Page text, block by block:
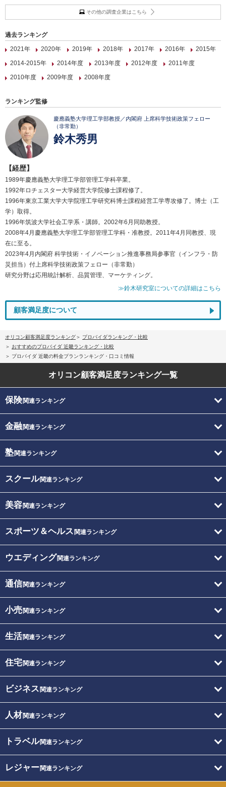
その他の調査企業はこちら
過去ランキング
2021年
2020年 2019年 2018年 2017年 2016年
2015年
2014-2015年
2014年度 2013年度 2012年度
2011年度
2010年度
2009年度 2008年度
ランキング監修
慶應義塾大学理工学部教授／内閣府 上席科学技術政策フェロー
（非常勤）
鈴木秀男
【経歴】
1989年慶應義塾大学理工学部管理工学科卒業。
1992年ロチェスター大学経営大学院修士課程修了。
1996年東京工業大学大学院理工学研究科博士課程経営工学専攻修了。博士（工
学）取得。
1996年筑波大学社会工学系・講師。2002年6月同助教授。
2008年4月慶應義塾大学理工学部管理工学科・准教授。2011年4月同教授、現
在に至る。
2023年4月内閣府 科学技術・イノベーション推進事務局参事官（インフラ・防
災担当）付上席科学技術政策フェロー（非常勤）
研究分野は応用統計解析、品質管理、マーケティング。
≫鈴木研究室についての詳細はこちら
顧客満足度について
オリコン顧客満足度ランキング
プロバイダランキング・比較
おすすめのプロバイダ 近畿ランキング・比較
プロバイダ 近畿の料金プランランキング・口コミ情報
オリコン顧客満足度ランキング一覧
保険関連ランキング
金融関連ランキング
塾関連ランキング
スクール関連ランキング
美容関連ランキング
スポーツ＆ヘルス 関連ランキング
ウエディング関連ランキング
通信関連ランキング
小売関連ランキング
生活関連ランキング
住宅関連ランキング
ビジネス 関連ランキング
人材関連ランキング
トラベル関連ランキング
レジャー関連ランキング